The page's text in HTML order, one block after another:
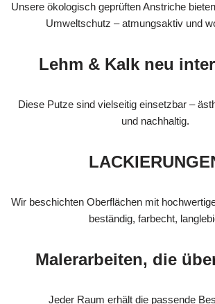
Unsere ökologisch geprüften Anstriche
Umweltschutz – atmungsaktiv und
Lehm & Kalk neu
Diese Putze sind vielseitig einsetzbar –
und nachhaltig.
Wir beschichten Oberflächen mit
beständig, farbecht,
Malerarbeiten, die
Jeder Raum erhält die passende